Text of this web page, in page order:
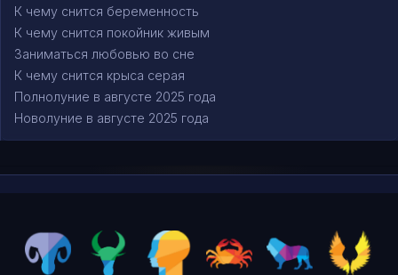
К чему снится беременность
К чему снится покойник живым
Заниматься любовью во сне
К чему снится крыса серая
Полнолуние в августе 2025 года
Новолуние в августе 2025 года